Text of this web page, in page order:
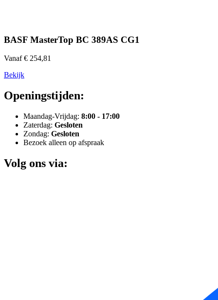
BASF MasterTop BC 389AS CG1
Vanaf € 254,81
Bekijk
Openingstijden:
Maandag-Vrijdag: 8:00 - 17:00
Zaterdag: Gesloten
Zondag: Gesloten
Bezoek alleen op afspraak
Volg ons via: